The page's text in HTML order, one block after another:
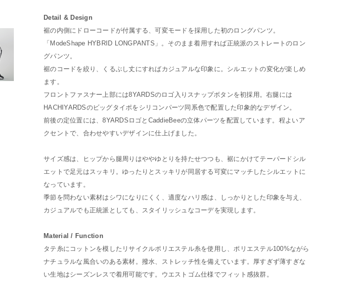
Detail & Design
裾の内側にドローコードが付属する、可変モードを採用した初のロングパンツ。
「ModeShape HYBRID LONGPANTS」。そのまま着用すれば正統派のストレートのロン
グパンツ。
裾のコードを絞り、くるぶし丈にすればカジュアルな印象に。シルエットの変化が楽しめ
ます。
フロントファスナー上部には8YARDSのロゴ入りスナップボタンを初採用。右腿には
HACHIYARDSのビッグタイポをシリコンパーツ同系色で配置した印象的なデザイン。
前後の定位置には、8YARDSロゴとCaddieBeeの立体パーツを配置しています。程よいア
クセントで、合わせやすいデザインに仕上げました。
サイズ感は、ヒップから腿周りはややゆとりを持たせつつも、裾にかけてテーパードシル
エットで足元はスッキリ。ゆったりとスッキリが同居する可変にマッチしたシルエットに
なっています。
季節を問わない素材はシワになりにくく、適度なハリ感は、しっかりとした印象を与え、
カジュアルでも正統派としても、スタイリッシュなコーデを実現します。
Material / Function
タテ糸にコットンを模したリサイクルポリエステル糸を使用し、ポリエステル100%ながら
ナチュラルな風合いのある素材。撥水、ストレッチ性を備えています。厚すぎず薄すぎな
い生地はシーズンレスで着用可能です。ウエストゴム仕様でフィット感抜群。